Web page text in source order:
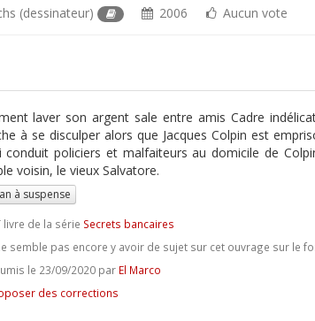
(dessinateur) 2006 Aucun vote
laver son argent sale entre amis Cadre
à se disculper alors que Jacques Colpin est
conduit policiers et malfaiteurs au domicile de
voisin, le vieux Salvatore.
à suspense
livre de la série Secrets bancaires
semble pas encore y avoir de sujet sur cet ouvrage sur le
le 23/09/2020 par El Marco
des corrections